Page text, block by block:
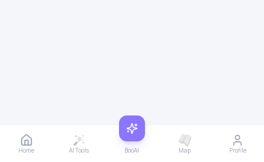
Home AI Tools BooAI Map Profile